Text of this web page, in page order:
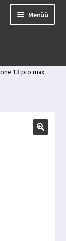
Menüü
13 pro max